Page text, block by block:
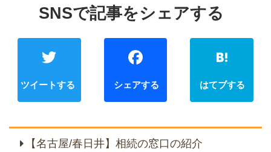
Twitter
【名古屋/春日井】相続の窓口の紹介